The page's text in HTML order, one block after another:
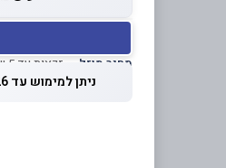
מחיר מוזל — זכאות עד 5 שוברים לחודש קלנדרי
ניתן למימוש עד 31.12.2026